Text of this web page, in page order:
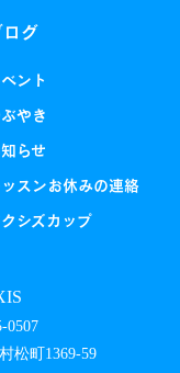
ログ
ント
やき
らせ
ッスンお休みの連絡
シズカップ
0507
松町1369-59